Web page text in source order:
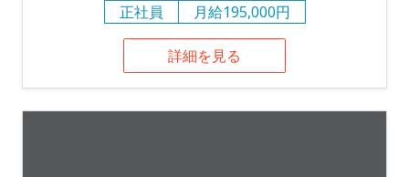
正社員
月給195,000円
詳細を見る